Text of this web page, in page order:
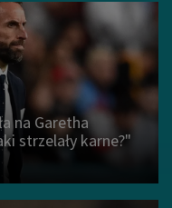
na Garetha
strzelały karne?"